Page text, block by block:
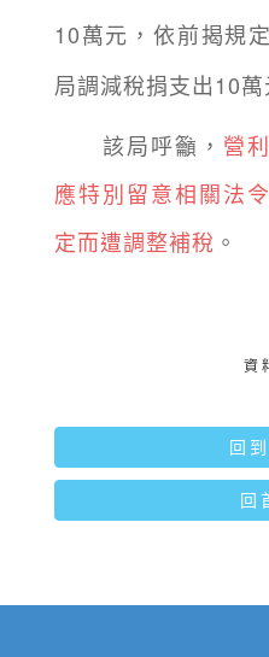
10萬元，依前揭規
局調減稅捐支出10
該局呼籲， 營
應特別留意相關法
定而遭調整補稅 。
資
回
回